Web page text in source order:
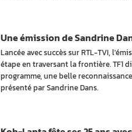
Lancée avec succès sur RTL-TVI,
étape en traversant la frontière. TF1
programme, une belle
présenté par Sandrine Dans.
Une émission de Sandrine